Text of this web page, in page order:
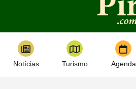
Notícias Turismo Agenda